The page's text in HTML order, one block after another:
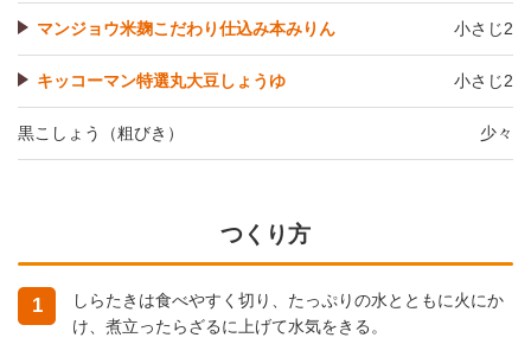
マンジョウ米麹こだわり仕込み本みりん 小さじ2
キッコーマン特選丸大豆しょうゆ 小さじ2
黒こしょう（粗びき） 少々
つくり方
1
しらたきは食べやすく切り、たっぷりの水とともに火にか
け、煮立ったらざるに上げて水気をきる。